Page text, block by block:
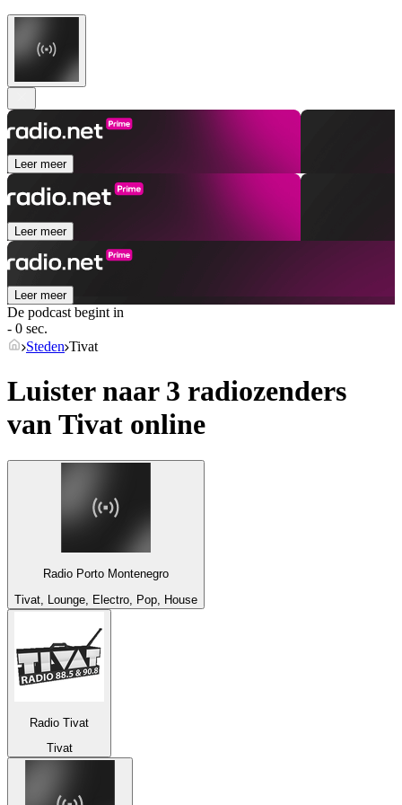
Leer meer
Leer meer
Leer meer
De podcast begint in
- 0 sec.
Steden Tivat
Luister naar 3 radiozenders
van Tivat online
Radio Porto Montenegro
Tivat, Lounge, Electro, Pop, House
Radio Tivat
Tivat